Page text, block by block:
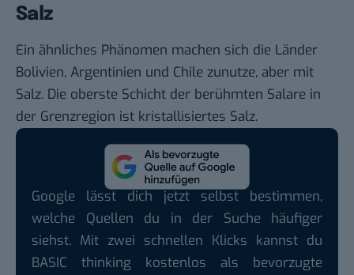
Salz
Ein ähnliches Phänomen machen sich die Länder
Bolivien, Argentinien und Chile zunutze, aber mit
Salz. Die oberste Schicht der berühmten Salare in
der Grenzregion ist kristallisiertes Salz.
Google lässt dich jetzt selbst bestimmen,
welche Quellen du in der Suche häufiger
siehst. Mit zwei schnellen Klicks kannst du
BASIC thinking kostenlos als bevorzugte